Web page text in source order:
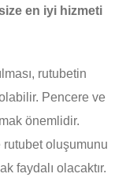
en iyi hizmeti
rutubetin
Pencere ve
önemlidir.
oluşumunu
faydalı olacaktır.